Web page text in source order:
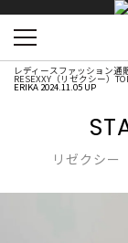
レディースファッション通
RESEXXY（リゼクシー）
ERIKA 2024.11.05 UP
リゼクシー